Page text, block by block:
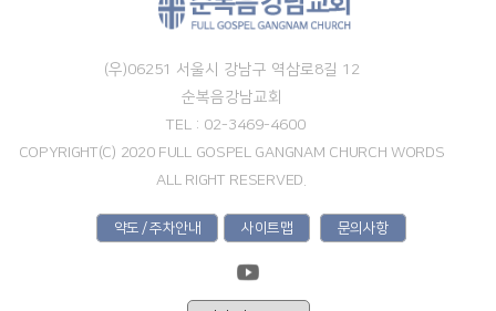
(우)06251 서울시 강남구 역삼로8길 12
순복음강남교회
TEL : 02-3469-4600
COPYRIGHT(C) 2020 FULL GOSPEL GANGNAM CHURCH WORDS
ALL RIGHT RESERVED.
약도 / 주차안내 사이트맵 문의사항